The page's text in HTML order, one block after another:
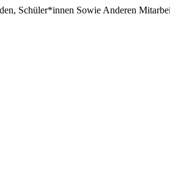
Schüler*innen Sowie Anderen